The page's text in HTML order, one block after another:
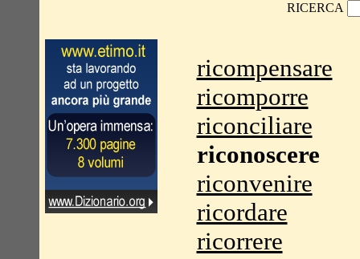
RICERCA
ricompensare
ricomporre
riconciliare
riconoscere
riconvenire
ricordare
ricorrere